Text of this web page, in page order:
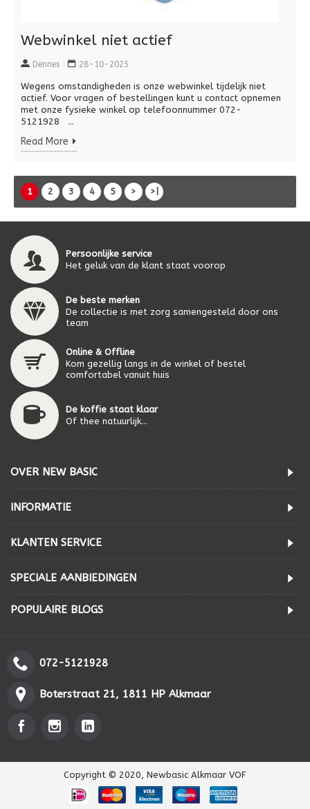
Webwinkel niet actief
Dennes 28-10-2025
Wegens omstandigheden is onze webwinkel tijdelijk niet
actief. Voor vragen of bestellingen kunt u contact opnemen
met onze fysieke winkel op telefoonnummer 072-
5121928 ...
Read More
1 2 3 4 5 > >|
Persoonlijke service
Het geluk van de klant staat voorop
De beste merken
De collectie is met zorg samengesteld door ons
team
Online & Offline
Kom gezellig langs in de winkel of bestel
comfortabel vanuit huis
De koffie staat klaar
Of thee natuurlijk...
OVER NEW BASIC
INFORMATIE
KLANTEN SERVICE
SPECIALE AANBIEDINGEN
POPULAIRE BLOGS
072-5121928
Boterstraat 21, 1811 HP Alkmaar
Copyright © 2020, Newbasic Alkmaar VOF